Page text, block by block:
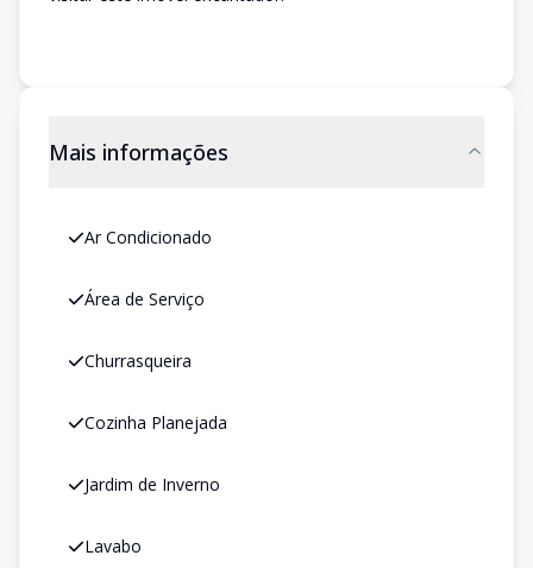
Mais informações
Ar Condicionado
Área de Serviço
Churrasqueira
Cozinha Planejada
Jardim de Inverno
Lavabo